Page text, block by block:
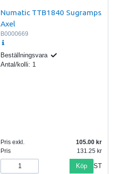
Numatic TTB1840 Sugramps
Axel
B0000669
Beställningsvara
Antal/kolli: 1
Pris exkl.
105.00
Pris
131.25
Köp ST